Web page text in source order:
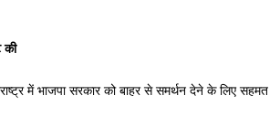
की
में भाजपा सरकार को बाहर से समर्थन देने के लिए सहमत